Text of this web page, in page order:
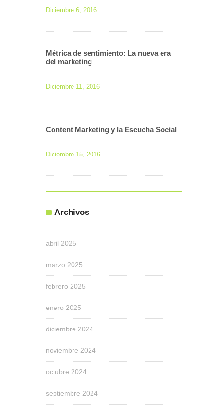
Diciembre 6, 2016
Métrica de sentimiento: La nueva era
del marketing
Diciembre 11, 2016
Content Marketing y la Escucha Social
Diciembre 15, 2016
Archivos
abril 2025
marzo 2025
febrero 2025
enero 2025
diciembre 2024
noviembre 2024
octubre 2024
septiembre 2024